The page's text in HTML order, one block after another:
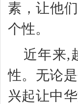
素，让他
个性。
近年来,
性。无论
兴起让中